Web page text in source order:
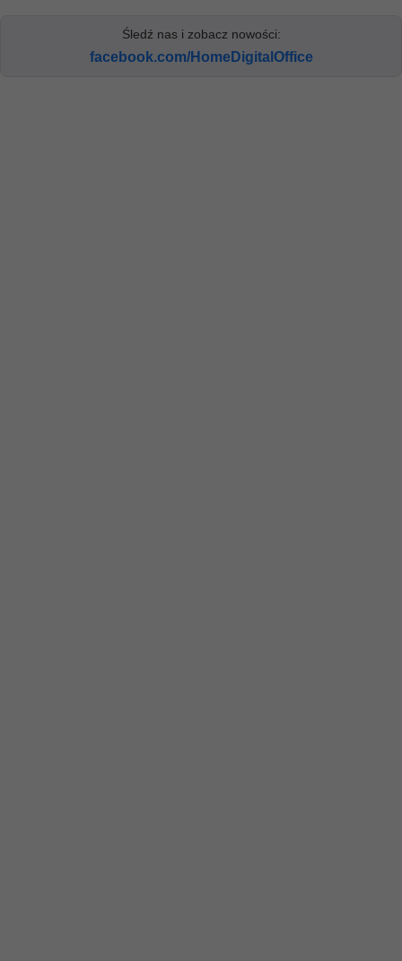
Śledź nas i zobacz nowości:
facebook.com/HomeDigitalOffice